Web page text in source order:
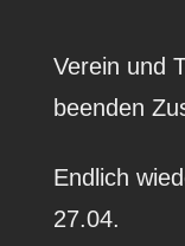
Verein und
beenden
Endlich
27.04.